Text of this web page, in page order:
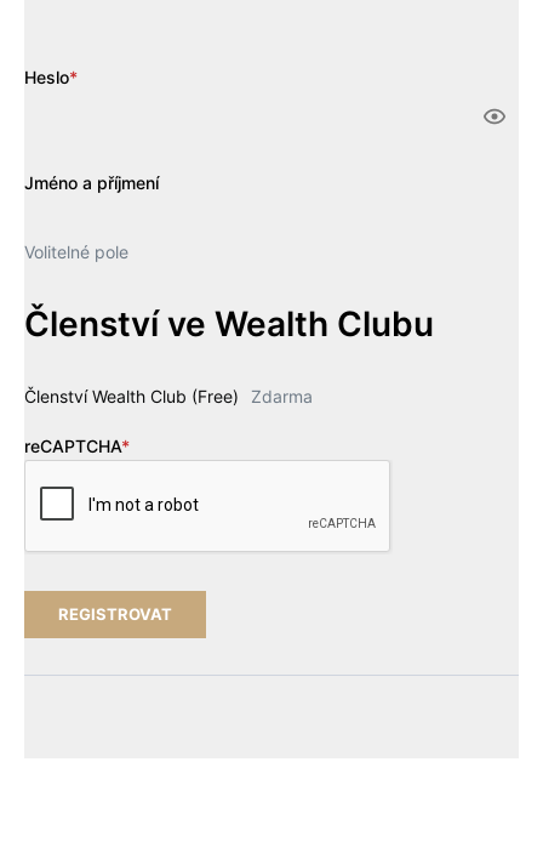
Heslo*
Jméno a příjmení
Volitelné pole
Členství ve Wealth Clubu
Členství Wealth Club (Free) Zdarma
reCAPTCHA*